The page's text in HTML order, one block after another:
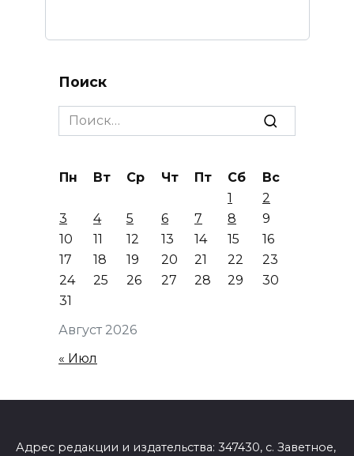
Поиск
Search
for:
Август 2026
Пн Вт Ср Чт Пт Сб
Вс
1
2
3
4 5 6 7 8
9
10
11 12 13 14 15
16
17
18 19 20 21 22
23
24
25 26 27 28 29
30
31
« Июл
Адрес редакции и издательства: 347430, с. Заветное,